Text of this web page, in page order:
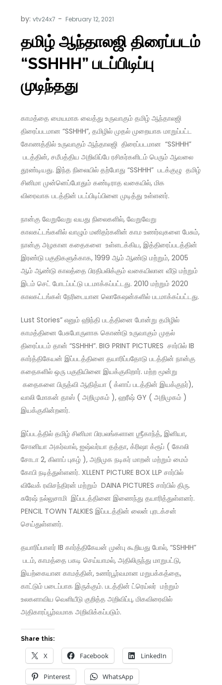
by:vtv24x7
தமிழ் ஆந்தாலஜி திரைப்படம்
“SSHHH” படப்பிடிப்பு
முடிந்தது
காமத்தை மையமாக வைத்து உருவாகும் தமிழ் ஆந்தாலஜி
திரைப்படமான “SSHHH”, தமிழில் முதல் முறையாக மாறுப்பட்ட
கோணத்தில் உருவாகும் ஆந்தாலஜி திரைப்படமான “SSHHH”
படத்தின், சமீபத்திய அறிவிப்பே ரசிகர்களிடம் பெரும் ஆவலை
தூண்டியது. இந்த நிலையில் தற்போது “SSHHH” படக்குழு தமிழ்
சினிமா முன்னெப்போதும் கண்டிராத வகையில், மிக
விரைவாக படத்தின் படப்பிடிப்பினை முடித்து உள்ளனர்.
நான்கு வேறுவேறு வயது நிலைகளில், வேறுவேறு
காலகட்டங்களில் வாழும் மனிதர்களின் காம உணர்வுகளை பேசும்,
நான்கு அழகான கதைகளை உள்ளடக்கிய, இத்திரைப்படத்தின்
இரண்டு பகுதிகளுக்காக, 1999 ஆம் ஆண்டு மற்றும், 2005
ஆம் ஆண்டு காலத்தை பிரதிபலிக்கும் வகையிலான வீடு மற்றும்
இடம் செட் போடப்பட்டு படமாக்கப்பட்டது. 2010 மற்றும் 2020
காலகட்டங்கள் நேரிடையான லொகேஷன்களில் படமாக்கப்பட்டது.
Lust Stories” எனும் ஹிந்தி படத்தினை போன்று தமிழில்
காமத்தினை பேசுபோருளாக கொண்டு உருவாகும் முதல்
திரைப்படம் தான் “SSHHH”. BIG PRINT PICTURES சார்பில் IB
கார்த்திகேயன் இப்படத்தினை தயாரிப்பதோடு படத்தின் நான்கு
கதைகளில் ஒரு பகுதியினை இயக்குகிறார். மற்ற மூன்று
கதைகளை பிருத்வி ஆதித்யா ( க்ளாப் படத்தின் இயக்குநர்),
வாலி மோகன் தாஸ் ( அறிமுகம் ), ஹரீஷ் GY ( அறிமுகம் )
இயக்குகின்றனர்.
இப்படத்தில் தமிழ் சினிமா பிரபலங்களான ஶ்ரீகாந்த், இனியா,
சோனியா அகர்வால், ஐஷ்வர்யா தத்தா, க்ரிஷா க்ரூப் ( கோலி
சோடா 2, கிளாப் புகழ் ), அறிமுக நடிகர் மாறன் மற்றும் மைம்
கோபி நடித்துள்ளனர். XLLENT PICTURE BOX LLP சார்பில்
விவேக் ரவிசந்திரன் மற்றும் DAINA PICTURES சார்பில் திரு.
சுரேஷ் நல்லுசாமி இப்படத்தினை இணைந்து தயாரித்துள்ளனர்.
PENCIL TOWN TALKIES இப்படத்தின் லைன் புரடக்சன்
செய்துள்ளனர்.
தயாரிப்பாளர் IB கார்த்திகேயன் முன்பு கூறியது போல், “SSHHH”
படம், காமத்தை பகடி செய்யாமல், அதிலிருந்து மாறுபட்டு,
இயற்கையான காமத்தின், உணர்பூர்வமான மறுபக்கத்தை,
காட்டும் படைப்பாக இருக்கும். படத்தின் ட்ரெய்லர் மற்றும்
உலகளாவிய வெளியீடு குறித்த அறிவிப்பு, மிகவிரைவில்
அதிகாரப்பூர்வமாக அறிவிக்கப்படும்.
Share this:
X Facebook LinkedIn
Pinterest WhatsApp